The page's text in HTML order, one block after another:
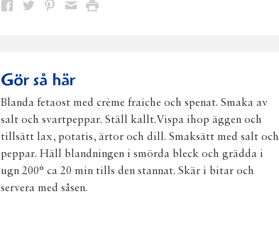
Dela Dela Dela DelaSkriv
Gör så här
Blanda fetaost med crème fraiche och spenat. Smaka av
salt och svartpeppar. Ställ kallt.Vispa ihop äggen och
tillsätt lax, potatis, ärtor och dill. Smaksätt med salt och
peppar. Häll blandningen i smörda bleck och grädda i
ugn 200° ca 20 min tills den stannat. Skär i bitar och
servera med såsen.